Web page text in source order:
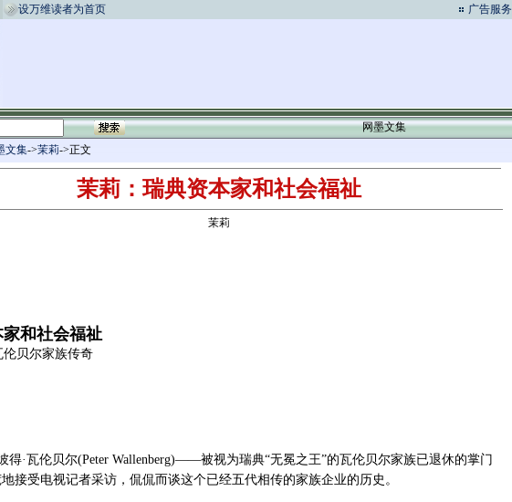
设万维读者为首页 广告服务
网墨文集
文集->茉莉->正文
茉莉：瑞典资本家和社会福祉
茉莉
和社会福祉
尔家族传奇
得·瓦伦贝尔(Peter Wallenberg)——被视为瑞典“无冕之王”的瓦伦贝尔家族已退休的掌门
接受电视记者采访，侃侃而谈这个已经五代相传的家族企业的历史。